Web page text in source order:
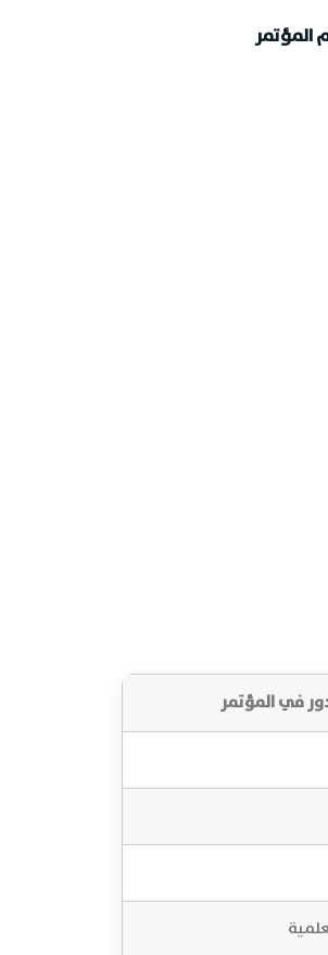
المؤتمر
في المؤتمر